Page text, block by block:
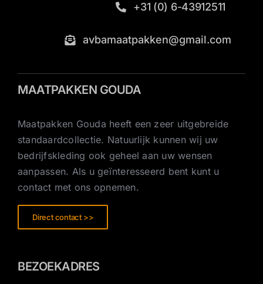
+31 (0) 6-43912511
avbamaatpakken@gmail.com
MAATPAKKEN GOUDA
Maatpakken Gouda heeft een zeer uitgebreide
standaardcollectie. Natuurlijk kunnen wij uw
bedrijfskleding ook geheel aan uw wensen
aanpassen. Als u geïnteresseerd bent kunt u
contact met ons opnemen.
Direct contact >>
BEZOEKADRES